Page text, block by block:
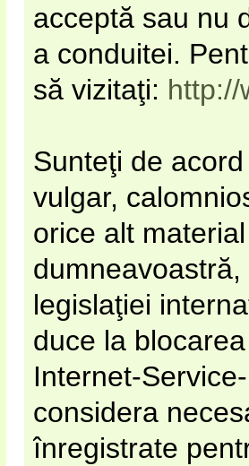
acceptă sau nu
a conduitei.
să vizitaţi: http://
Sunteţi de
vulgar,
orice alt
dumneavoastră,
legislaţiei
duce la
Internet-
considera
înregistrate